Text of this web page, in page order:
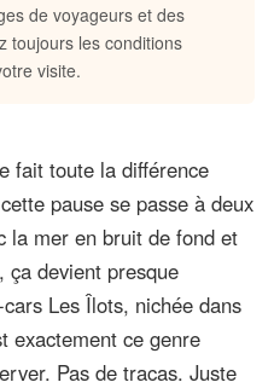
2026
de voyageurs et des
toujours les conditions
visite.
fait toute la différence
pause se passe à deux
la mer en bruit de fond et
ça devient presque
Les Îlots, nichée dans
exactement ce genre
Pas de tracas. Juste